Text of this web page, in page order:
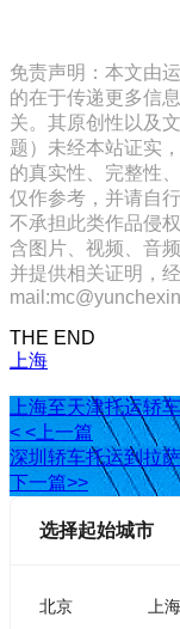
免责声明：本文由
的在于传递更多信
关。其原创性以及
题）未经本站证实
的真实性、完整性
仅作参考，并请自
不承担此类作品侵
含图片、视频、音
并提供相关证明，
THE END
上海
上海至天津托运轿车
< <上一篇
深圳轿车托运到拉萨
下一篇>>
选择起始城市
北京 上海